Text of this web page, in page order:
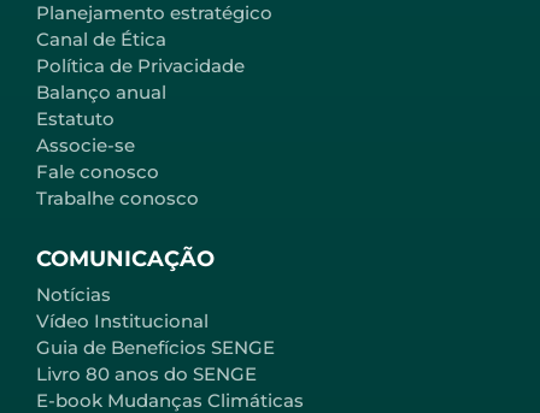
Planejamento estratégico
Canal de Ética
Política de Privacidade
Balanço anual
Estatuto
Associe-se
Fale conosco
Trabalhe conosco
COMUNICAÇÃO
Notícias
Vídeo Institucional
Guia de Benefícios SENGE
Livro 80 anos do SENGE
E-book Mudanças Climáticas